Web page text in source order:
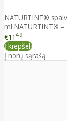
NATURTINT®
ml NATURTINT® –
€11 49
Į krepšelį
Į norų sąrašą